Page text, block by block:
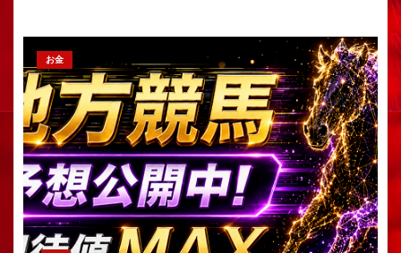
お金